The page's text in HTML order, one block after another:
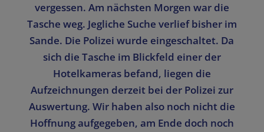
vergessen. Am nächsten Morgen war die
Tasche weg. Jegliche Suche verlief bisher im
Sande. Die Polizei wurde eingeschaltet. Da
sich die Tasche im Blickfeld einer der
Hotelkameras befand, liegen die
Aufzeichnungen derzeit bei der Polizei zur
Auswertung. Wir haben also noch nicht die
Hoffnung aufgegeben, am Ende doch noch